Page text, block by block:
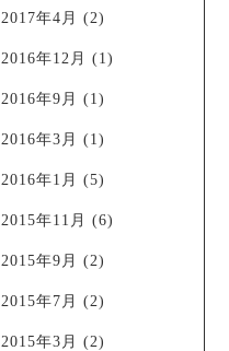
2017年4月 (2)
2016年12月 (1)
2016年9月 (1)
2016年3月 (1)
2016年1月 (5)
2015年11月 (6)
2015年9月 (2)
2015年7月 (2)
2015年3月 (2)